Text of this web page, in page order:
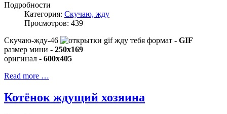
Подробности
Категория: Скучаю, жду
Просмотров: 439
Скучаю-жду-46
формат - GIF
размер мини - 250x169
оригинал - 600x405
Read more …
Котёнок ждущий хозяина